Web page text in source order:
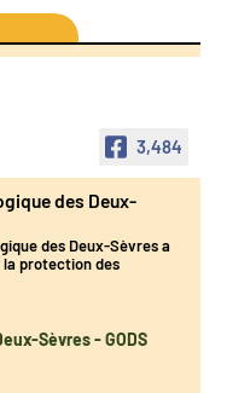
3,484
des Deux-
des Deux-Sèvres a
la protection des
Sèvres - GODS